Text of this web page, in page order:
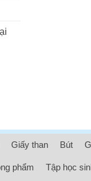
Giấy than Bút
phẩm Tập học